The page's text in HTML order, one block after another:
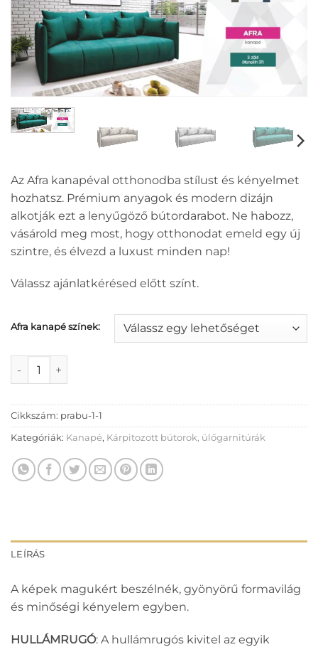
Az Afra kanapéval otthonodba stílust és kényelmet
hozhatsz. Prémium anyagok és modern dizájn
alkotják ezt a lenyűgöző bútordarabot. Ne habozz,
vásárold meg most, hogy otthonodat emeld egy új
szintre, és élvezd a luxust minden nap!
Válassz ajánlatkérésed előtt színt.
Afra kanapé színek:
Afra kanapé mennyiség
Cikkszám: prabu-1-1
Kategóriák: Kanapé, Kárpitozott bútorok, ülőgarnitúrák
LEÍRÁS
A képek magukért beszélnék, gyönyörű formavilág
és minőségi kényelem egyben.
HULLÁMRUGÓ: A hullámrugós kivitel az egyik